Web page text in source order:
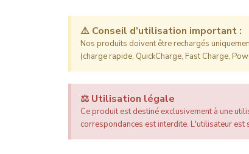
⚠️ Conseil d’utilisation important :
Nos produits doivent être rechargés
(charge rapide, QuickCharge, Fast Charge,
⚖️ Utilisation légale
Ce produit est destiné exclusivement à une
correspondances est interdite. L'utilisateur